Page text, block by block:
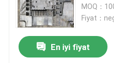
MOQ：
Fiyat：
En iyi fiyat